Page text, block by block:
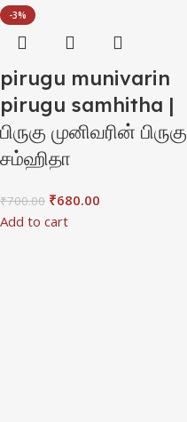
-3%
pirugu munivarin
pirugu samhitha |
பிருகு முனிவரின் பிருகு
சம்ஹிதா
₹700.00 ₹680.00
Add to cart